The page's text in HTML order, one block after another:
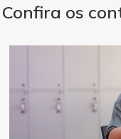
Confira os